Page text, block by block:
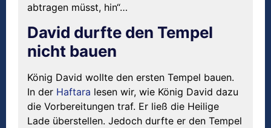
abtragen müsst, hin“…
David durfte den Tempel
nicht bauen
König David wollte den ersten Tempel bauen.
In der Haftara lesen wir, wie König David dazu
die Vorbereitungen traf. Er ließ die Heilige
Lade überstellen. Jedoch durfte er den Tempel